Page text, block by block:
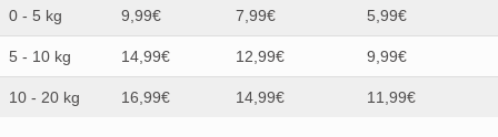
0 - 5 kg 9,99€ 7,99€ 5,99€
5 - 10 kg 14,99€ 12,99€ 9,99€
10 - 20 kg 16,99€ 14,99€ 11,99€